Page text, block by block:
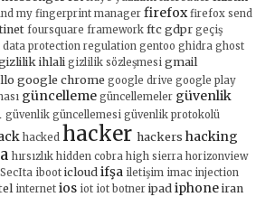
my fingerprint manager firefox firefox send
foursquare framework ftc gdpr geçiş
data protection regulation gentoo ghidra ghost
ihlali gizlilik sözleşmesi gmail
google chrome google drive google play
güncelleme güncellemeler güvenlik
güvenlik güncellemesi güvenlik protokolü
hacked hacker hackers hacking
hırsızlık hidden cobra high sierra horizonview
iboot icloud ifşa iletişim imac injection
internet ios iot iot botner ipad iphone iran